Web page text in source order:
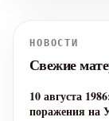
НОВОСТИ
Свежие
10 августа
поражения на